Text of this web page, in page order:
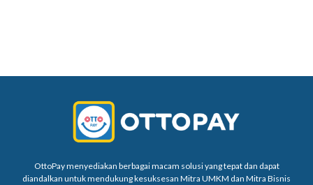
OttoPay menyediakan berbagai macam solusi yang tepat dan dapat
diandalkan untuk mendukung kesuksesan Mitra UMKM dan Mitra Bisnis